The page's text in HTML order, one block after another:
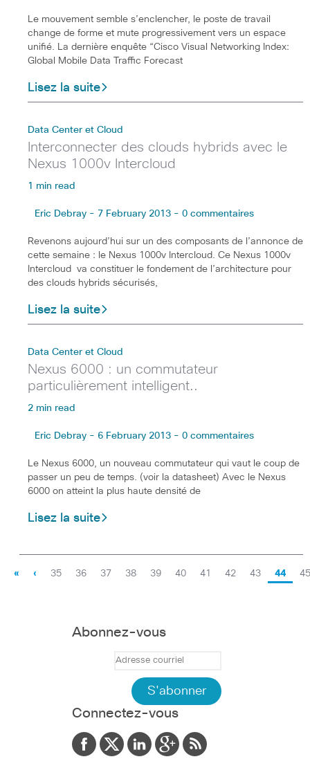
Le mouvement semble s’enclencher, le poste de travail
change de forme et mute progressivement vers un espace
unifié. La dernière enquête “Cisco Visual Networking Index:
Global Mobile Data Traffic Forecast
Lisez la suite
Data Center et Cloud
Interconnecter des clouds hybrids avec le
Nexus 1000v Intercloud
1 min read
Eric Debray - 7 February 2013 - 0 commentaires
Revenons aujourd’hui sur un des composants de l’annonce de
cette semaine : le Nexus 1000v Intercloud. Ce Nexus 1000v
Intercloud va constituer le fondement de l’architecture pour
des clouds hybrids sécurisés,
Lisez la suite
Data Center et Cloud
Nexus 6000 : un commutateur
particulièrement intelligent..
2 min read
Eric Debray - 6 February 2013 - 0 commentaires
Le Nexus 6000, un nouveau commutateur qui vaut le coup de
passer un peu de temps. (voir la datasheet) Avec le Nexus
6000 on atteint la plus haute densité de
Lisez la suite
« ‹ 35 36 37 38 39 40 41 42 43 44 45
Abonnez-vous
Connectez-vous